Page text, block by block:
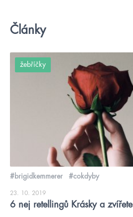
Články
žebříčky
#brigidkemmerer #cokdyby
23. 10. 2019
6 nej retellingů Krásky a zvířete